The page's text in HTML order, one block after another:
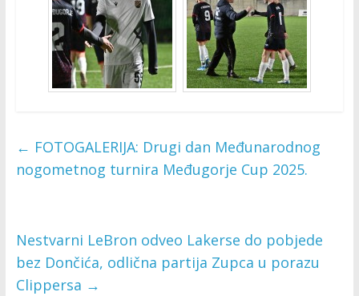
← FOTOGALERIJA: Drugi dan Međunarodnog
nogometnog turnira Međugorje Cup 2025.
Nestvarni LeBron odveo Lakerse do pobjede
bez Dončića, odlična partija Zupca u porazu
Clippersa →